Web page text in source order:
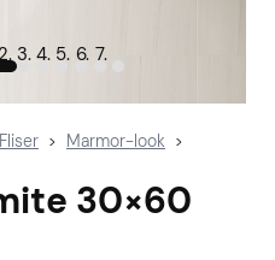
> Marmor-look >
30×60